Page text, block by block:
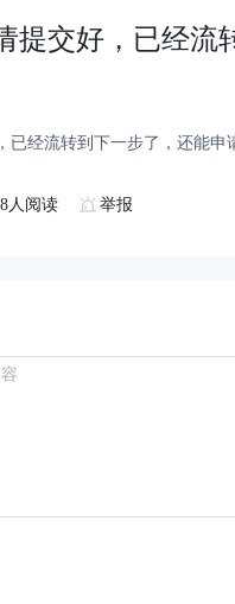
提交好，已经流
已经流转到下一步了，还能申
人阅读 举报